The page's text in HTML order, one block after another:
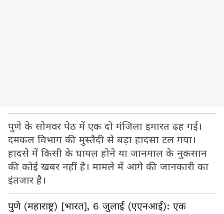
पुणे के सोमवर पेठ में एक दो मंजिला इमारत ढह गई।
दमकल विभाग की मुस्तैदी से बड़ा हादसा टल गया।
हादसे में किसी के घायल होने या जानमाल के नुकसान
की कोई खबर नहीं है। मामले में आगे की जानकारी का
इंतजार है।
पुणे (महाराष्ट्र) [भारत], 6 जुलाई (एएनआई): एक